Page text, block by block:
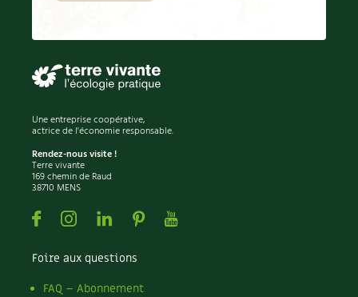
Une entreprise coopérative,
actrice de l'économie responsable.
Rendez-nous visite !
Terre vivante
169 chemin de Raud
38710 MENS
FacebookInstagramLinkedin
PinterestYoutube
Foire aux questions
FAQ – Abonnement